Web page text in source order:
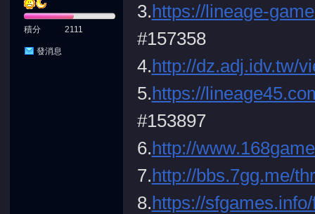
積分 2111
發消息
3.https://lineage-
#157358
4.http://dz.adj.idv.tw/
5.https://
#153897
6.http://
7.http://bbs.7gg.me/
8.https://